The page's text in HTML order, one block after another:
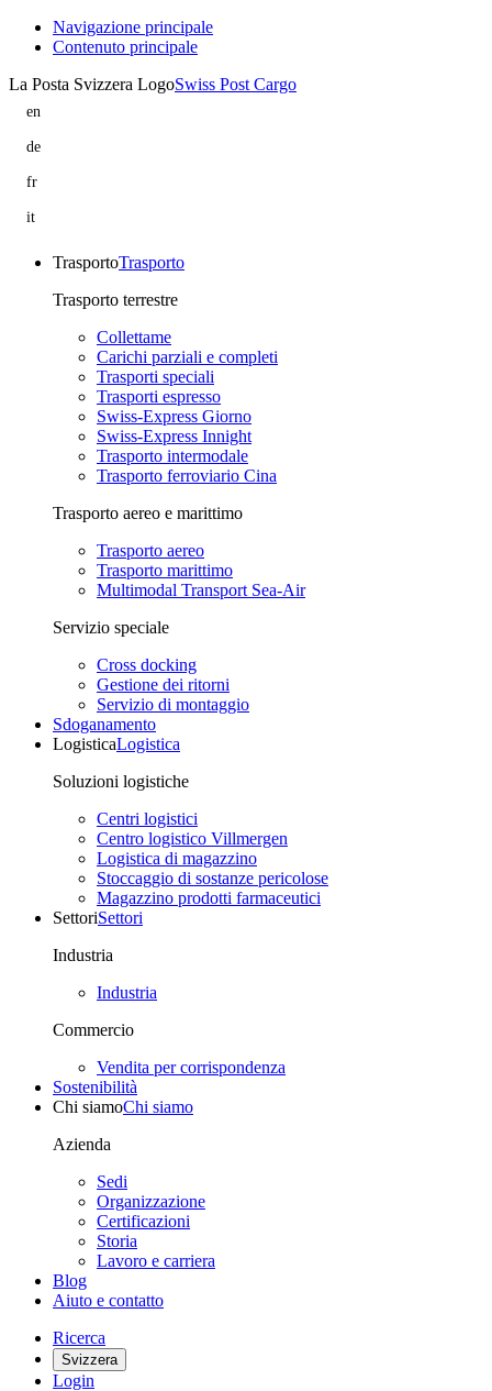
Navigazione principale
Contenuto principale
La Posta Svizzera LogoSwiss Post Cargo
en
Accessibility
Swiss
Cargo
de
Barrierefreiheit
Swiss
Cargo
fr
Accessibilité
Swiss
Cargo
it
Accessibilità
Swiss
Cargo
TrasportoTrasporto
Trasporto terrestre
Collettame
Carichi parziali e completi
Trasporti speciali
Trasporti espresso
Swiss-Express Giorno
Swiss-Express Innight
Trasporto intermodale
Trasporto ferroviario Cina
Trasporto aereo e marittimo
Trasporto aereo
Trasporto marittimo
Multimodal Transport Sea-Air
Servizio speciale
Cross docking
Gestione dei ritorni
Servizio di montaggio
Sdoganamento
LogisticaLogistica
Soluzioni logistiche
Centri logistici
Centro logistico Villmergen
Logistica di magazzino
Stoccaggio di sostanze pericolose
Magazzino prodotti farmaceutici
SettoriSettori
Industria
Industria
Commercio
Vendita per corrispondenza
Sostenibilità
Chi siamoChi siamo
Azienda
Sedi
Organizzazione
Certificazioni
Storia
Lavoro e carriera
Blog
Aiuto e contatto
Ricerca
Svizzera
Login